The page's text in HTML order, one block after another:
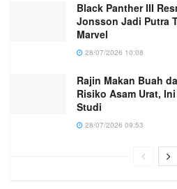
Black Panther III
Jonsson Jadi Putra
Marvel
28/07/2026 10:08
Rajin Makan Buah
Risiko Asam Urat,
Studi
28/07/2026 09:53